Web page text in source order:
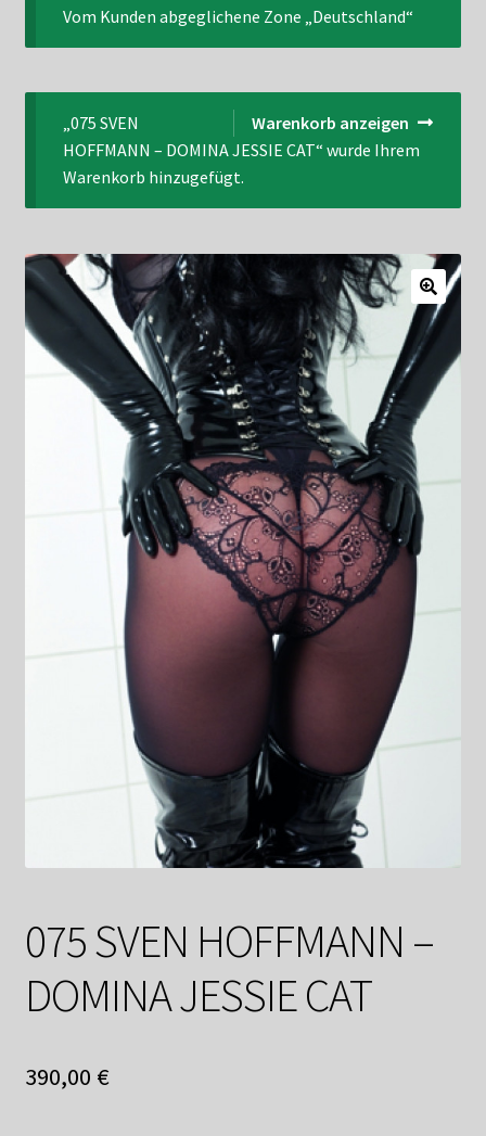
Datenschutzerklärung
Kasse
Mein Konto
Mitglieder
Newsletter
Versandkosten / Lieferung
Widerrufsbelehrung
Vom Kunden abgeglichene Zone „Deutschland“
Warenkorb anzeigen
„075 SVEN
HOFFMANN – DOMINA JESSIE CAT“ wurde Ihrem
Warenkorb hinzugefügt.
075 SVEN HOFFMANN –
DOMINA JESSIE CAT
390,00 €